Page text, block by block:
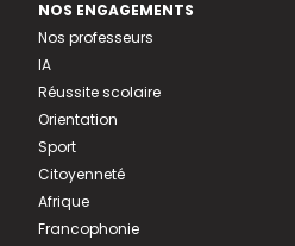
NOS ENGAGEMENTS
Nos professeurs
IA
Réussite scolaire
Orientation
Sport
Citoyenneté
Afrique
Francophonie